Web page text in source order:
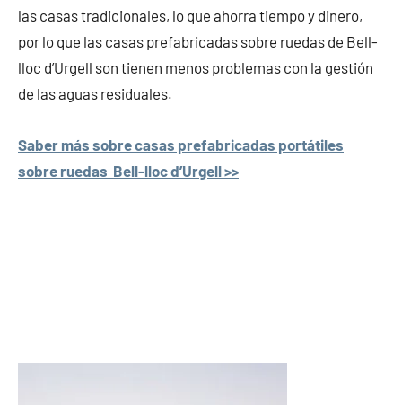
las casas tradicionales, lo que ahorra tiempo y dinero,
por lo que las casas prefabricadas sobre ruedas de Bell-
lloc d’Urgell son tienen menos problemas con la gestión
de las aguas residuales.
Saber más sobre casas prefabricadas portátiles
sobre ruedas Bell-lloc d’Urgell >>